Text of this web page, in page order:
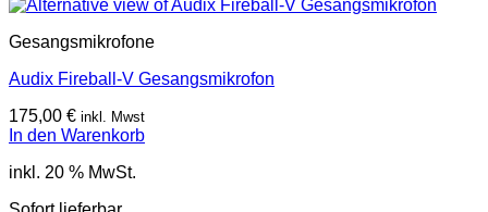
Gesangsmikrofone
Audix Fireball-V Gesangsmikrofon
175,00 € inkl. Mwst
In den Warenkorb
inkl. 20 % MwSt.